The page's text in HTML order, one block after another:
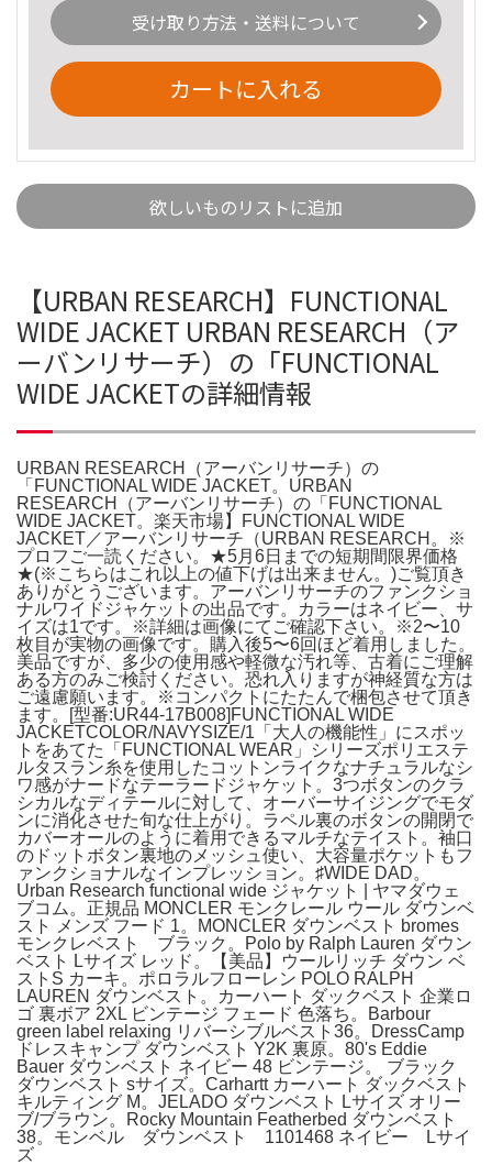
受け取り方法・送料について
カートに入れる
欲しいものリストに追加
【URBAN RESEARCH】FUNCTIONAL
WIDE JACKET URBAN RESEARCH（ア
ーバンリサーチ）の「FUNCTIONAL
WIDE JACKETの詳細情報
URBAN RESEARCH（アーバンリサーチ）の
「FUNCTIONAL WIDE JACKET。URBAN
RESEARCH（アーバンリサーチ）の「FUNCTIONAL
WIDE JACKET。楽天市場】FUNCTIONAL WIDE
JACKET／アーバンリサーチ（URBAN RESEARCH。※
プロフご一読ください。★5月6日までの短期間限界価格
★(※こちらはこれ以上の値下げは出来ません。)ご覧頂き
ありがとうございます。アーバンリサーチのファンクショ
ナルワイドジャケットの出品です。カラーはネイビー、サ
イズは1です。※詳細は画像にてご確認下さい。※2〜10
枚目が実物の画像です。購入後5〜6回ほど着用しました。
美品ですが、多少の使用感や軽微な汚れ等、古着にご理解
ある方のみご検討ください。恐れ入りますが神経質な方は
ご遠慮願います。※コンパクトにたたんで梱包させて頂き
ます。[型番:UR44-17B008]FUNCTIONAL WIDE
JACKETCOLOR/NAVYSIZE/1「大人の機能性」にスポッ
トをあてた「FUNCTIONAL WEAR」シリーズポリエステ
ルタスラン糸を使用したコットンライクなナチュラルなシ
ワ感がナードなテーラードジャケット。3つボタンのクラ
シカルなディテールに対して、オーバーサイジングでモダ
ンに消化させた旬な仕上がり。ラペル裏のボタンの開閉で
カバーオールのように着用できるマルチなテイスト。袖口
のドットボタン裏地のメッシュ使い、大容量ポケットもフ
ァンクショナルなインプレッション。♯WIDE DAD。
Urban Research functional wide ジャケット | ヤマダウェ
ブコム。正規品 MONCLER モンクレール ウール ダウンベ
スト メンズ フード 1。MONCLER ダウンベスト bromes
モンクレベスト ブラック。Polo by Ralph Lauren ダウン
ベスト Lサイズ レッド。【美品】ウールリッチ ダウン ベ
ストS カーキ。ポロラルフローレン POLO RALPH
LAUREN ダウンベスト。カーハート ダックベスト 企業ロ
ゴ 裏ボア 2XL ビンテージ フェード 色落ち。Barbour
green label relaxing リバーシブルベスト36。DressCamp
ドレスキャンプ ダウンベスト Y2K 裏原。80's Eddie
Bauer ダウンベスト ネイビー 48 ビンテージ。 ブラック
ダウンベスト sサイズ。Carhartt カーハート ダックベスト
キルティング M。JELADO ダウンベスト Lサイズ オリー
ブ/ブラウン。Rocky Mountain Featherbed ダウンベスト
38。モンベル ダウンベスト 1101468 ネイビー Lサイ
ズ